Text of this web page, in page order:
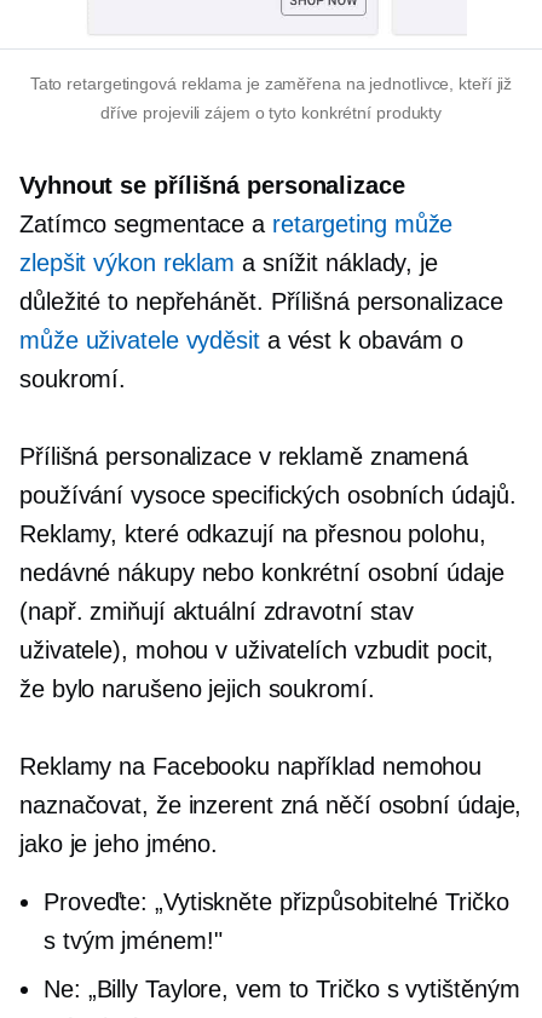
Tato retargetingová reklama je zaměřena na jednotlivce, kteří již
dříve projevili zájem o tyto konkrétní produkty
Vyhnout se přílišná personalizace
Zatímco segmentace a retargeting může
zlepšit výkon reklam a snížit náklady, je
důležité to nepřehánět. Přílišná personalizace
může uživatele vyděsita vést k obavám o
soukromí.
Přílišná personalizacev reklamě znamená
používání vysoce specifických osobních údajů.
Reklamy, které odkazují na přesnou polohu,
nedávné nákupy nebo konkrétní osobní údaje
(např. zmiňují aktuální zdravotní stav
uživatele), mohou v uživatelích vzbudit pocit,
že bylo narušeno jejich soukromí.
Reklamy na Facebooku například nemohou
naznačovat, že inzerent zná něčí osobní údaje,
jako je jeho jméno.
Proveďte: „Vytiskněte přizpůsobitelnéTričko
s tvým jménem!"
Ne: „Billy Taylore, vem toTričkos vytištěným